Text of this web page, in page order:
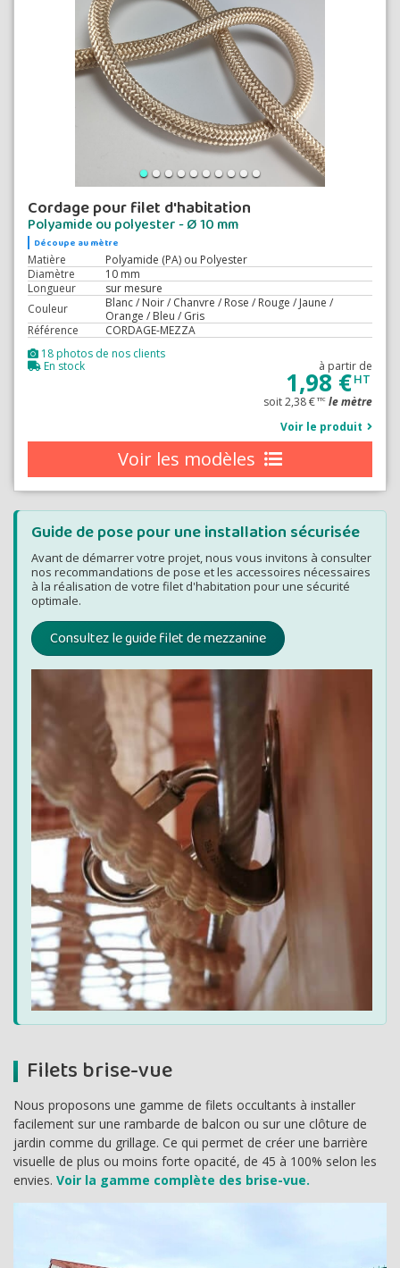
Cordage pour filet d'habitation
Polyamide ou polyester - Ø 10 mm
Découpe au mètre
Matière
Polyamide (PA) ou Polyester
Diamètre
10 mm
Longueur
sur mesure
Couleur
Blanc / Noir / Chanvre / Rose / Rouge / Jaune /
Orange / Bleu / Gris
Référence
CORDAGE-MEZZA
18 photos de nos clients
à partir de
1,98 €HT
soit 2,38 € TTC le mètre
En stock
Voir le produit
Voir les modèles
Guide de pose pour une installation sécurisée
Avant de démarrer votre projet, nous vous invitons à consulter
nos recommandations de pose et les accessoires nécessaires
à la réalisation de votre filet d'habitation pour une sécurité
optimale.
Consultez le guide filet de mezzanine
Filets brise-vue
Nous proposons une gamme de filets occultants à installer
facilement sur une rambarde de balcon ou sur une clôture de
jardin comme du grillage. Ce qui permet de créer une barrière
visuelle de plus ou moins forte opacité, de 45 à 100% selon les
envies. Voir la gamme complète des brise-vue.